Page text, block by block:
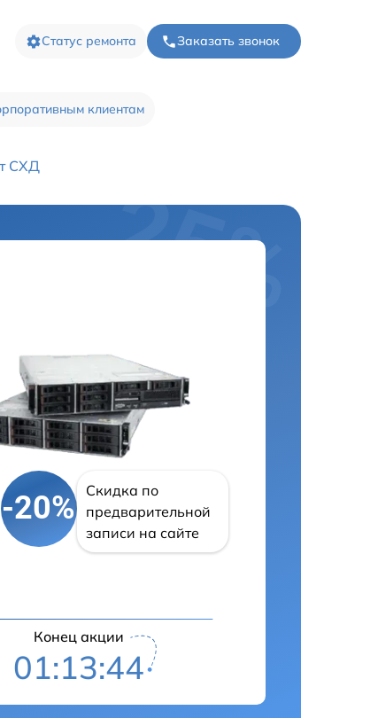
Статус ремонта Заказать звонок
клиентам
СХД
-20%
Скидка по
предварительной
записи на сайте
Конец акции
01:13:43